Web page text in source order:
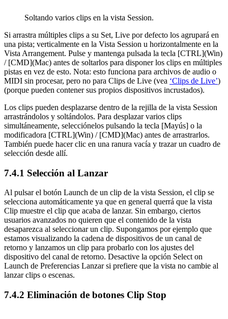
Soltando varios clips en la vista Session.
Si arrastra múltiples clips a su Set, Live por defecto los agrupará en
una pista; verticalmente en la Vista Session u horizontalmente en la
Vista Arrangement. Pulse y mantenga pulsada la tecla [CTRL](Win)
/ [CMD](Mac) antes de soltarlos para disponer los clips en múltiples
pistas en vez de esto. Nota: esto funciona para archivos de audio o
MIDI sin procesar, pero no para Clips de Live (vea ‘Clips de Live’)
(porque pueden contener sus propios dispositivos incrustados).
Los clips pueden desplazarse dentro de la rejilla de la vista Session
arrastrándolos y soltándolos. Para desplazar varios clips
simultáneamente, selecciónelos pulsando la tecla [Mayús] o la
modificadora [CTRL](Win) / [CMD](Mac) antes de arrastrarlos.
También puede hacer clic en una ranura vacía y trazar un cuadro de
selección desde allí.
7.4.1 Selección al Lanzar
Al pulsar el botón Launch de un clip de la vista Session, el clip se
selecciona automáticamente ya que en general querrá que la vista
Clip muestre el clip que acaba de lanzar. Sin embargo, ciertos
usuarios avanzados no quieren que el contenido de la vista
desaparezca al seleccionar un clip. Supongamos por ejemplo que
estamos visualizando la cadena de dispositivos de un canal de
retorno y lanzamos un clip para probarlo con los ajustes del
dispositivo del canal de retorno. Desactive la opción Select on
Launch de Preferencias Lanzar si prefiere que la vista no cambie al
lanzar clips o escenas.
7.4.2 Eliminación de botones Clip Stop